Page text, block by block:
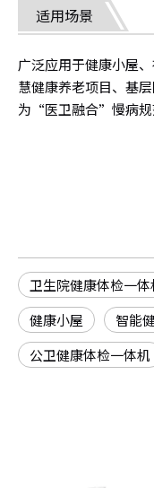
适用场景
广泛应用于健康小屋
慧健康养老项目、基
为 “医卫融合”慢病
卫生院健康体检一体
健康小屋
智能
公卫健康体检一体机